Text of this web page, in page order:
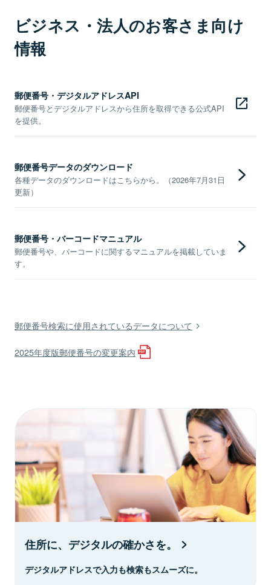
ビジネス・法人のお客さま向け
情報
郵便番号・デジタルアドレスAPI
郵便番号とデジタルアドレスから住所を取得できる公式API
を提供。
郵便番号データのダウンロード
各種データのダウンロードはこちらから。（2026年7月31日
更新）
郵便番号・バーコードマニュアル
郵便番号や、バーコードに関するマニュアルを掲載していま
す。
郵便番号検索に使用されているデータについて
2025年度版郵便番号の変更案内
住所に、デジタルの確かさを。
デジタルアドレスで入力も検索もスムーズに。